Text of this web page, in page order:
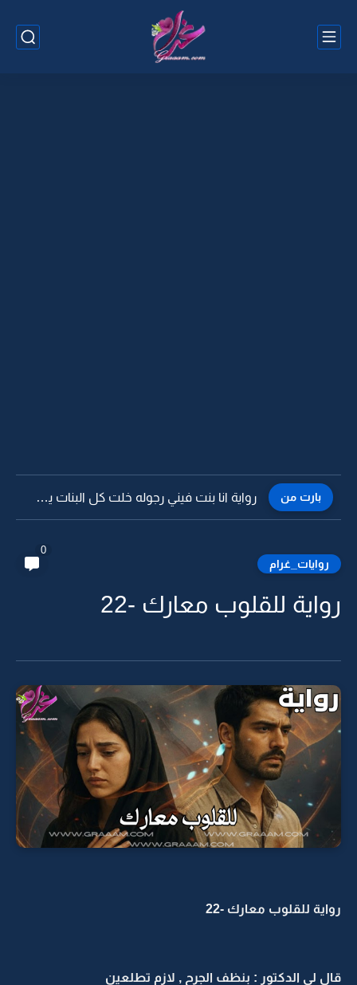
بارت من رواية انا بنت فيني رجوله خلت كل البنات يستحون -17
روايات_غرام
0
رواية للقلوب معارك -22
رواية للقلوب معارك -22
قال لي الدكتور : بنظف الجرح , لازم تطلعين